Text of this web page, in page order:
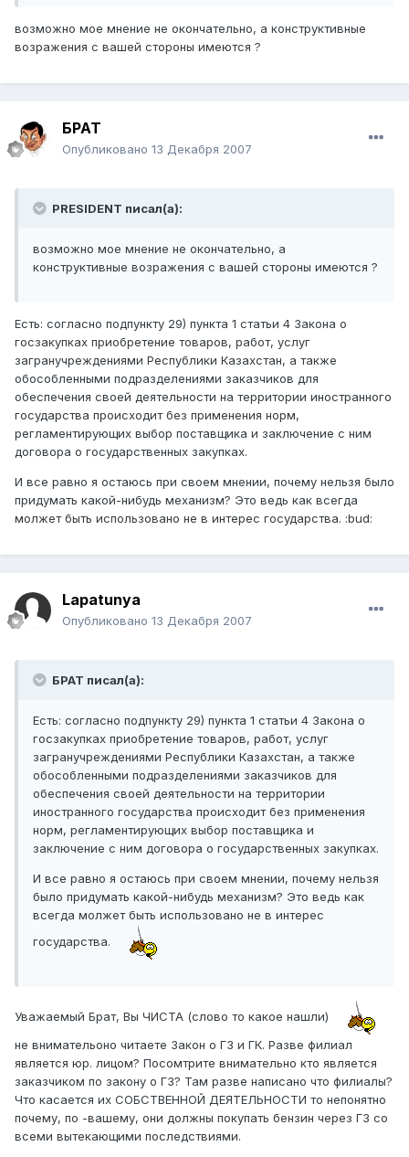
возможно мое мнение не окончательно, а конструктивные
возражения с вашей стороны имеются ?
БРАТ
Опубликовано 13 Декабря 2007
PRESIDENT писал(а):
возможно мое мнение не окончательно, а
конструктивные возражения с вашей стороны имеются ?
Есть: согласно подпункту 29) пункта 1 статьи 4 Закона о
госзакупках приобретение товаров, работ, услуг
загранучреждениями Республики Казахстан, а также
обособленными подразделениями заказчиков для
обеспечения своей деятельности на территории иностранного
государства происходит без применения норм,
регламентирующих выбор поставщика и заключение с ним
договора о государственных закупках.
И все равно я остаюсь при своем мнении, почему нельзя было
придумать какой-нибудь механизм? Это ведь как всегда
молжет быть использовано не в интерес государства. :bud:
Lapatunya
Опубликовано 13 Декабря 2007
БРАТ писал(а):
Есть: согласно подпункту 29) пункта 1 статьи 4 Закона о
госзакупках приобретение товаров, работ, услуг
загранучреждениями Республики Казахстан, а также
обособленными подразделениями заказчиков для
обеспечения своей деятельности на территории
иностранного государства происходит без применения
норм, регламентирующих выбор поставщика и
заключение с ним договора о государственных закупках.
И все равно я остаюсь при своем мнении, почему нельзя
было придумать какой-нибудь механизм? Это ведь как
всегда молжет быть использовано не в интерес
государства.
Уважаемый Брат, Вы ЧИСТА (слово то какое нашли)
не внимательоно читаете Закон о ГЗ и ГК. Разве филиал
является юр. лицом? Посомтрите внимательно кто является
заказчиком по закону о ГЗ? Там разве написано что филиалы?
Что касается их СОБСТВЕННОЙ ДЕЯТЕЛЬНОСТИ то непонятно
почему, по -вашему, они должны покупать бензин через ГЗ со
всеми вытекающими последствиями.